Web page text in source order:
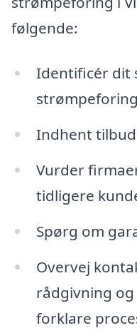
følgende:
Identificér dit
Indhent
Vurder
tidligere
Spørg om
Overvej
rådgivning
forklare